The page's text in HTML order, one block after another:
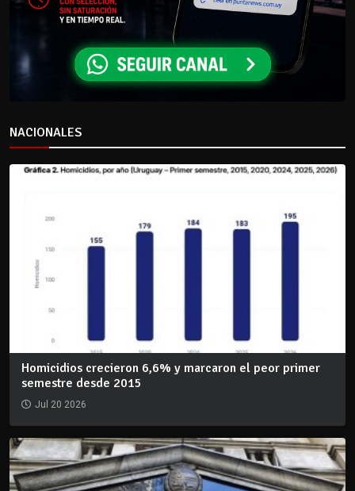
NACIONALES
Homicidios crecieron 6,6% y marcaron el peor primer
semestre desde 2015
Jul 20 2026